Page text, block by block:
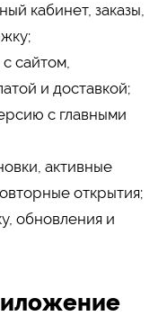
кабинет, заказы,
сайтом,
и доставкой;
с главными
активные
открытия;
обновления и